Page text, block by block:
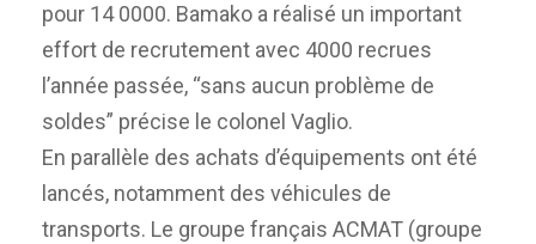
pour 14 0000. Bamako a réalisé un important
effort de recrutement avec 4000 recrues
l’année passée, “sans aucun problème de
soldes” précise le colonel Vaglio.
En parallèle des achats d’équipements ont été
lancés, notamment des véhicules de
transports. Le groupe français ACMAT (groupe